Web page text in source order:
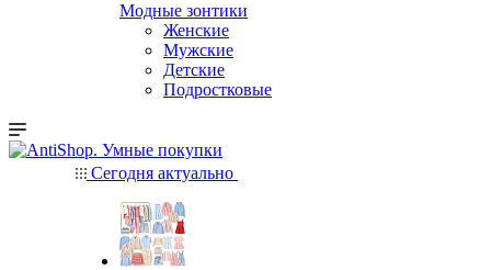
Модные зонтики
Женские
Мужские
Детские
Подростковые
Сегодня актуально